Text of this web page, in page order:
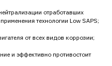
отработавших
технологии Low SAPS;
от всех видов коррозии;
и эффективно противостоит